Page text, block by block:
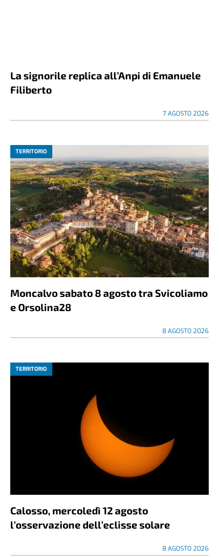
La signorile replica all’Anpi di Emanuele
Filiberto
7 AGOSTO 2026
TERRITORIO
Moncalvo sabato 8 agosto tra Svicoliamo
e Orsolina28
8 AGOSTO 2026
TERRITORIO
Calosso, mercoledì 12 agosto
l’osservazione dell’eclisse solare
8 AGOSTO 2026